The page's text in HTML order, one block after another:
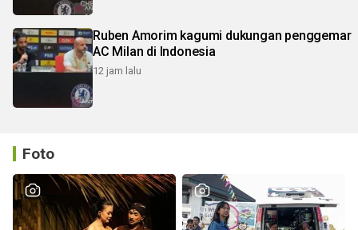
Ruben Amorim kagumi dukungan penggemar
AC Milan di Indonesia
12 jam lalu
Foto